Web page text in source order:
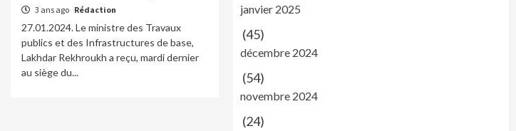
3 ans ago Rédaction
27.01.2024. Le ministre des Travaux
publics et des Infrastructures de base,
Lakhdar Rekhroukh a reçu, mardi dernier
au siège du...
janvier 2025
(45)
décembre 2024
(54)
novembre 2024
(24)